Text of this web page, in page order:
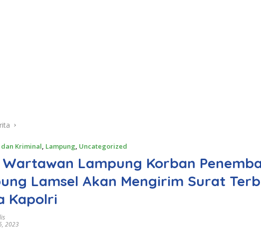
dan Kriminal, Lampung, Uncategorized
Lampung Korban
Lamsel Akan Mengirim Surat
Kapolri
2023